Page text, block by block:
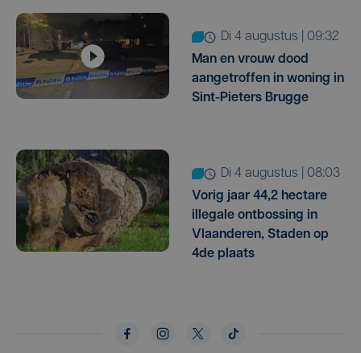
di 4 augustus | 09:32
Man en vrouw dood
aangetroffen in woning in
Sint-Pieters Brugge
di 4 augustus | 08:03
Vorig jaar 44,2 hectare
illegale ontbossing in
Vlaanderen, Staden op
4de plaats